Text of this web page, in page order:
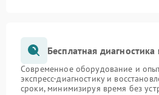
Бесплатная
Современное оборудование и
экспресс-диагностику и
сроки, минимизируя время без